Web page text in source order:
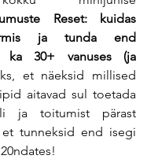
Reset: kuidas
ja tunda end
ka 30+ vanuses (ja
et näeksid millised
aitavad sul toetada
ja toitumist pärast
tunneksid end isegi